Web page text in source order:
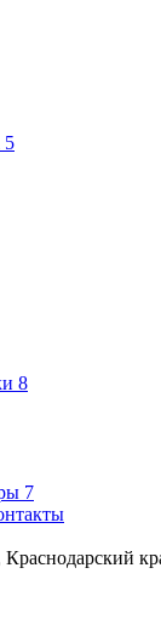
5
8
7
Краснодарский